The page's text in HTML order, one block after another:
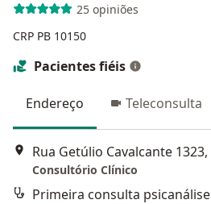
25 opiniões
CRP PB 10150
Pacientes fiéis
Endereço Teleconsulta
Consultório Clínico
Primeira consulta psicanálise